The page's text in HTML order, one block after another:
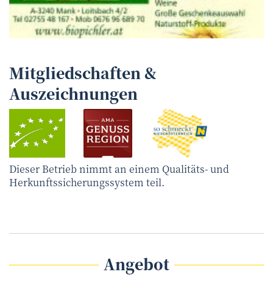
Mitgliedschaften &
Auszeichnungen
Dieser Betrieb nimmt an einem Qualitäts- und
Herkunftssicherungssystem teil.
Angebot